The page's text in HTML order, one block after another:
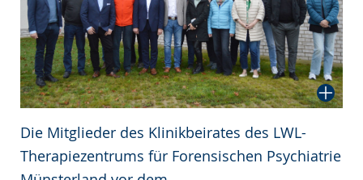
Die Mitglieder des Klinikbeirates des LWL-
Therapiezentrums für Forensischen Psychiatrie